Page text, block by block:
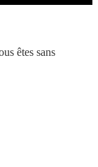
êtes sans